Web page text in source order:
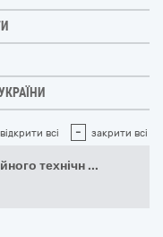
відкрити всі - закрити всі
технічн ...